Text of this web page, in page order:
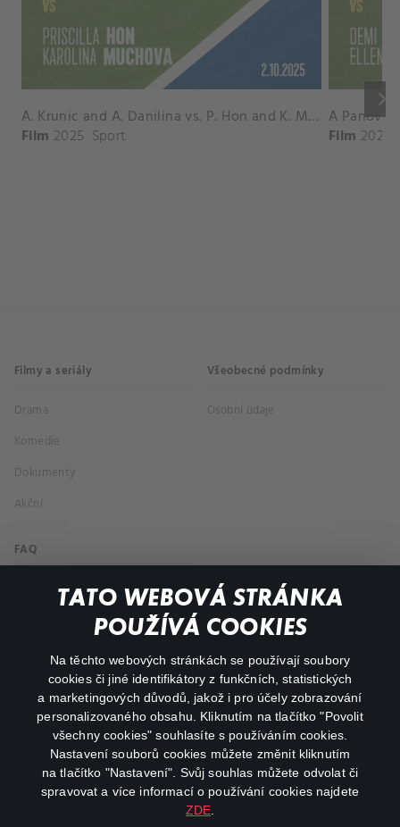
TATO WEBOVÁ STRÁNKA
POUŽÍVÁ COOKIES
Na těchto webových stránkách se používají soubory
cookies či jiné identifikátory z funkčních, statistických
a marketingových důvodů, jakož i pro účely zobrazování
personalizovaného obsahu. Kliknutím na tlačítko "Povolit
všechny cookies" souhlasíte s používáním cookies.
Nastavení souborů cookies můžete změnit kliknutím
na tlačítko "Nastavení". Svůj souhlas můžete odvolat či
spravovat a více informací o používání cookies najdete
ZDE
keyboard_arrow_right
A. Krunic and A. Danilina vs. P. Hon and K. Muchova Match Highlights - BEIJING_Capital Group Diamond ( October 02, 2025)
Film 2025 Sport Film 2026
Filmy a seriály
Drama
Komedie
Dokumenty
Akční
Všeobecné podmínky
Osobní údaje
FAQ
Můj účet
Důležité odkazy
facebookinstagram
youtube